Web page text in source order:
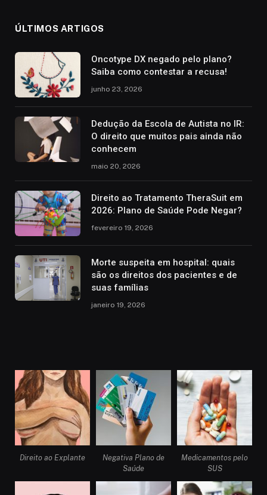
ÚLTIMOS ARTIGOS
Oncotype DX negado pelo plano?
Saiba como contestar a recusa!
junho 23, 2026
Dedução da Escola de Autista no IR:
O direito que muitos pais ainda não
conhecem
maio 20, 2026
Direito ao Tratamento TheraSuit em
2026: Plano de Saúde Pode Negar?
fevereiro 19, 2026
Morte suspeita em hospital: quais
são os direitos dos pacientes e de
suas famílias
janeiro 19, 2026
Direito ao Explante
Negativa Plano de
Saúde
Medicamentos pelo
SUS